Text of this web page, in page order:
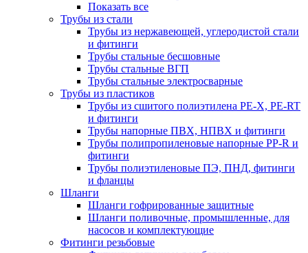
Показать все
Трубы из стали
Трубы из нержавеющей, углеродистой стали
и фитинги
Трубы стальные бесшовные
Трубы стальные ВГП
Трубы стальные электросварные
Трубы из пластиков
Трубы из сшитого полиэтилена PE-X, PE-RT
и фитинги
Трубы напорные ПВХ, НПВХ и фитинги
Трубы полипропиленовые напорные PP-R и
фитинги
Трубы полиэтиленовые ПЭ, ПНД, фитинги
и фланцы
Шланги
Шланги гофрированные защитные
Шланги поливочные, промышленные, для
насосов и комплектующие
Фитинги резьбовые